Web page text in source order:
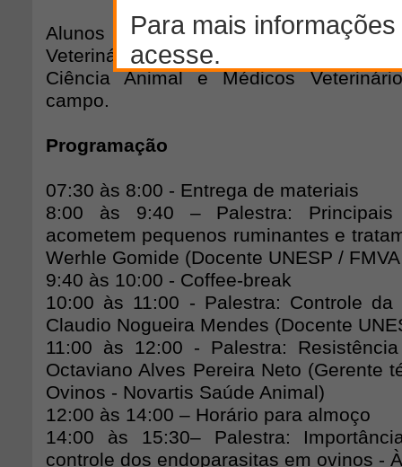
Alunos de graduação em Medicina
Veterinários residentes, alunos de
Ciência Animal e Médicos
campo.
Programação
07:30 às 8:00 - Entrega de materiais
8:00 às 9:40 – Palestra: Principais
acometem pequenos ruminantes e
Werhle Gomide (Docente UNESP /
9:40 às 10:00 - Coffee-break
10:00 às 11:00 - Palestra: Controle
Claudio Nogueira Mendes (Docente
11:00 às 12:00 - Palestra:
Octaviano Alves Pereira Neto (Gerente
Ovinos - Novartis Saúde Animal)
12:00 às 14:00 – Horário para almoço
14:00 às 15:30– Palestra:
controle dos endoparasitas em ovinos -